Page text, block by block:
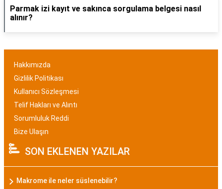
Parmak izi kayıt ve sakınca sorgulama belgesi nasıl
alınır?
Hakkımızda
Gizlilik Politikası
Kullanıcı Sözleşmesi
Telif Hakları ve Alıntı
Sorumluluk Reddi
Bize Ulaşın
SON EKLENEN YAZILAR
Makrome ile neler süslenebilir?